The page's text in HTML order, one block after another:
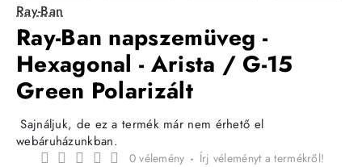
Ray-Ban
Ray-Ban napszemüveg -
Hexagonal - Arista / G-15
Green Polarizált
Sajnáljuk, de ez a termék már nem érhető el
webáruházunkban.
0 vélemény - Írj véleményt a termékről!